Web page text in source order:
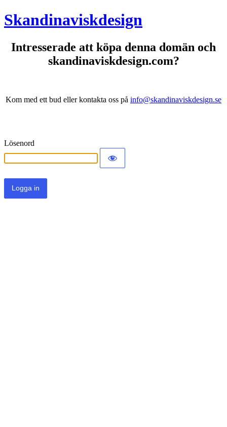
Skandinaviskdesign
Intresserade att köpa denna domän och
skandinaviskdesign.com?
Kom med ett bud eller kontakta oss på info@skandinaviskdesign.se
Lösenord